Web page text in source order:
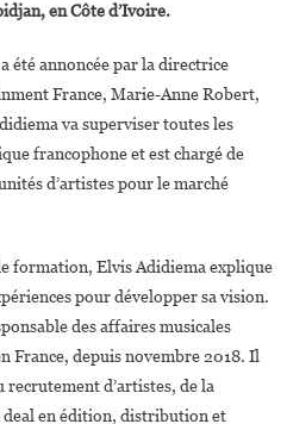
Directeur
De
Sony
Music
En
en Côte d’Ivoire.
été annoncée par la directrice
France, Marie-Anne Robert,
va superviser toutes les
francophone et est chargé de
d’artistes pour le marché
formation, Elvis Adidiema explique
pour développer sa vision.
des affaires musicales
France, depuis novembre 2018. Il
recrutement d’artistes, de la
deal en édition, distribution et